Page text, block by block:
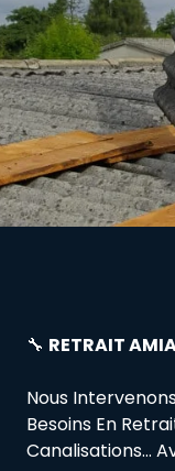
🔧 RETRAIT
Nous
Besoins En
Canalisations…